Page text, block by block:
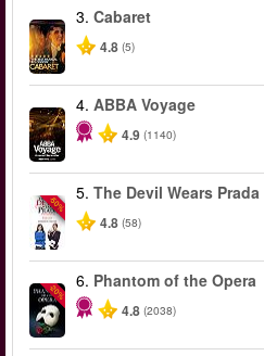
3. Cabaret
4.8 (5)
4. ABBA Voyage
4.9 (1140)
-50%
5. The Devil Wears Prada
4.8 (58)
-20%
6. Phantom of the Opera
4.8 (2038)